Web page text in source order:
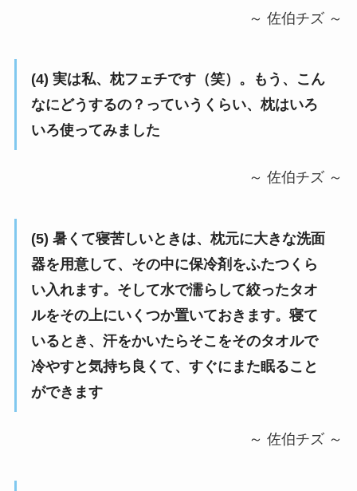
～ 佐伯チズ ～
(4) 実は私、枕フェチです（笑）。もう、こん
なにどうするの？っていうくらい、枕はいろ
いろ使ってみました
～ 佐伯チズ ～
(5) 暑くて寝苦しいときは、枕元に大きな洗面
器を用意して、その中に保冷剤をふたつくら
い入れます。そして水で濡らして絞ったタオ
ルをその上にいくつか置いておきます。寝て
いるとき、汗をかいたらそこをそのタオルで
冷やすと気持ち良くて、すぐにまた眠ること
ができます
～ 佐伯チズ ～